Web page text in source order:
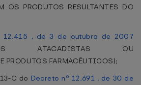
OS PRODUTOS RESULTANTES DO
12.415 , de 3 de outubro de 2007
ATACADISTAS OU
PRODUTOS FARMACÊUTICOS);
C do Decreto nº 12.691 , de 30 de